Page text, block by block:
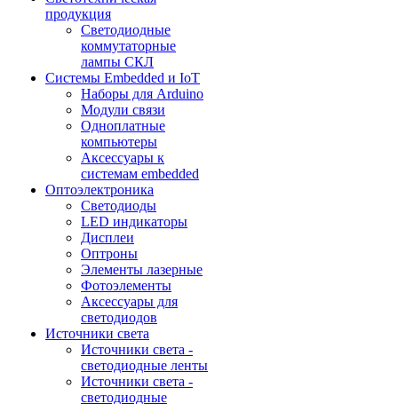
продукция
Светодиодные
коммутаторные
лампы СКЛ
Системы Embedded и IoT
Наборы для Arduino
Модули связи
Одноплатные
компьютеры
Аксессуары к
системам embedded
Oптоэлектроника
Светодиоды
LED индикаторы
Дисплеи
Оптроны
Элементы лазерные
Фотоэлементы
Аксессуары для
светодиодов
Источники света
Источники света -
светодиодные ленты
Источники света -
светодиодные